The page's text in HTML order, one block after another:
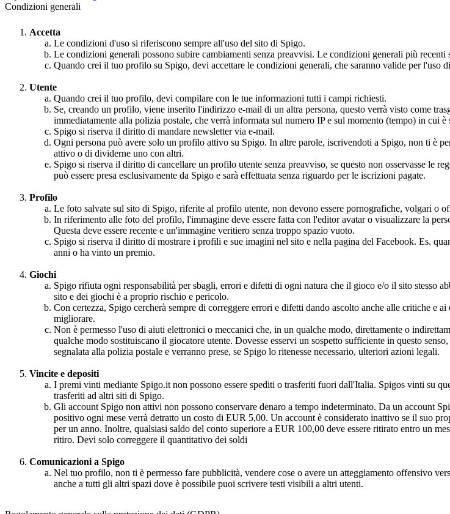
Condizioni generali
Accetta
Le condizioni d'uso si riferiscono sempre all'uso del sito di Spigo.
Le condizioni generali possono subire cambiamenti senza preavvisi. Le condizioni generali più recenti
Quando crei il tuo profilo su Spigo, devi accettare le condizioni generali, che saranno valide per l'uso
Utente
Quando crei il tuo profilo, devi compilare con le tue informazioni tutti i campi richiesti.
Se, creando un profilo, viene inserito l'indirizzo e-mail di un altra persona, questo verrà visto come
immediatamente alla polizia postale, che verrà informata sul numero IP e sul momento (tempo) in cui è
Spigo si riserva il diritto di mandare newsletter via e-mail.
Ogni persona può avere solo un profilo attivo su Spigo. In altre parole, iscrivendoti a Spigo, non ti è
attivo o di dividerne uno con altri.
Spigo si riserva il diritto di cancellare un profilo utente senza preavviso, se questo non osservasse le
può essere presa esclusivamente da Spigo e sarà effettuata senza riguardo per le iscrizioni pagate.
Profilo
Le foto salvate sul sito di Spigo, riferite al profilo utente, non devono essere pornografiche, volgari o
In riferimento alle foto del profilo, l'immagine deve essere fatta con l'editor avatar o visualizzare la
Questa deve essere recente e un'immagine veritiero senza troppo spazio vuoto.
Spigo si riserva il diritto di mostrare i profili e sue imagini nel sito e nella pagina del Facebook. Es.
anni o ha vinto un premio.
Giochi
Spigo rifiuta ogni responsabilità per sbagli, errori e difetti di ogni natura che il gioco e/o il sito stesso
sito e dei giochi è a proprio rischio e pericolo.
Con certezza, Spigo cercherà sempre di correggere errori e difetti dando ascolto anche alle critiche e
migliorare.
Non è permesso l'uso di aiuti elettronici o meccanici che, in un qualche modo, direttamente o
qualche modo sostituiscano il giocatore utente. Dovesse esservi un sospetto sufficiente in questo
segnalata alla polizia postale e verranno prese, se Spigo lo ritenesse necessario, ulteriori azioni legali.
Vincite e depositi
I premi vinti mediante Spigo.it non possono essere spediti o trasferiti fuori dall'Italia. Spigos vinti su
trasferiti ad altri siti di Spigo.
Gli account Spigo non attivi non possono conservare denaro a tempo indeterminato. Da un account
positivo ogni mese verrà detratto un costo di EUR 5,00. Un account è considerato inattivo se il suo
per un anno. Inoltre, qualsiasi saldo del conto superiore a EUR 100,00 deve essere ritirato entro un
ritiro. Devi solo correggere il quantitativo dei soldi
Comunicazioni a Spigo
Nel tuo profilo, non ti è permesso fare pubblicità, vendere cose o avere un atteggiamento offensivo
anche a tutti gli altri spazi dove è possibile puoi scrivere testi visibili a altri utenti.